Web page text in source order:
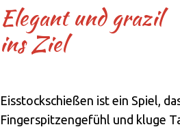
Elegant und grazil
ins Ziel
Eisstockschießen ist ein Spiel,
Fingerspitzengefühl und kluge